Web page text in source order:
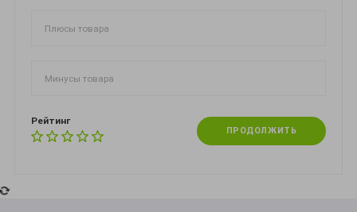
Рейтинг
ПРОДОЛЖИТЬ